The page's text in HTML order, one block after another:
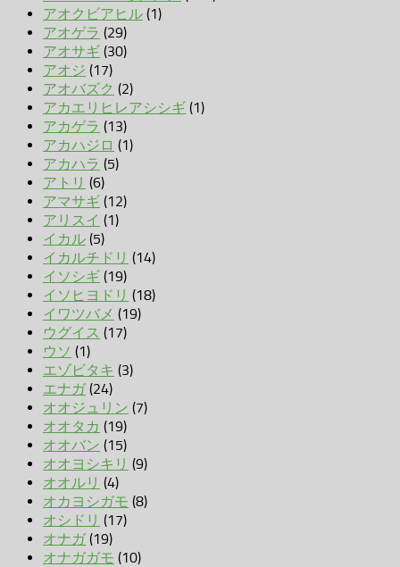
アオクビアヒル (1)
アオゲラ (29)
アオサギ (30)
アオジ (17)
アオバズク (2)
アカエリヒレアシシギ (1)
アカゲラ (13)
アカハジロ (1)
アカハラ (5)
アトリ (6)
アマサギ (12)
アリスイ (1)
イカル (5)
イカルチドリ (14)
イソシギ (19)
イソヒヨドリ (18)
イワツバメ (19)
ウグイス (17)
ウソ (1)
エゾビタキ (3)
エナガ(24)
オオジュリン (7)
オオタカ (19)
オオバン (15)
オオヨシキリ (9)
オオルリ (4)
オカヨシガモ (8)
オシドリ (17)
オナガ(19)
オナガガモ (10)